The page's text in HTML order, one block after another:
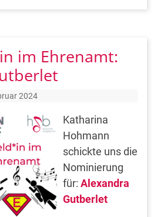
im Ehrenamt:
2024
Katharina
Hohmann
schickte uns die
Nominierung
für: Alexandra
Gutberlet